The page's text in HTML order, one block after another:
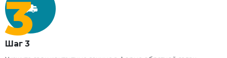
Шаг 3